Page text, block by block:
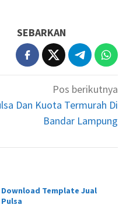
SEBARKAN
Pos berikutnya
Dan Kuota Termurah Di
Bandar Lampung
Download Template Jual
Pulsa